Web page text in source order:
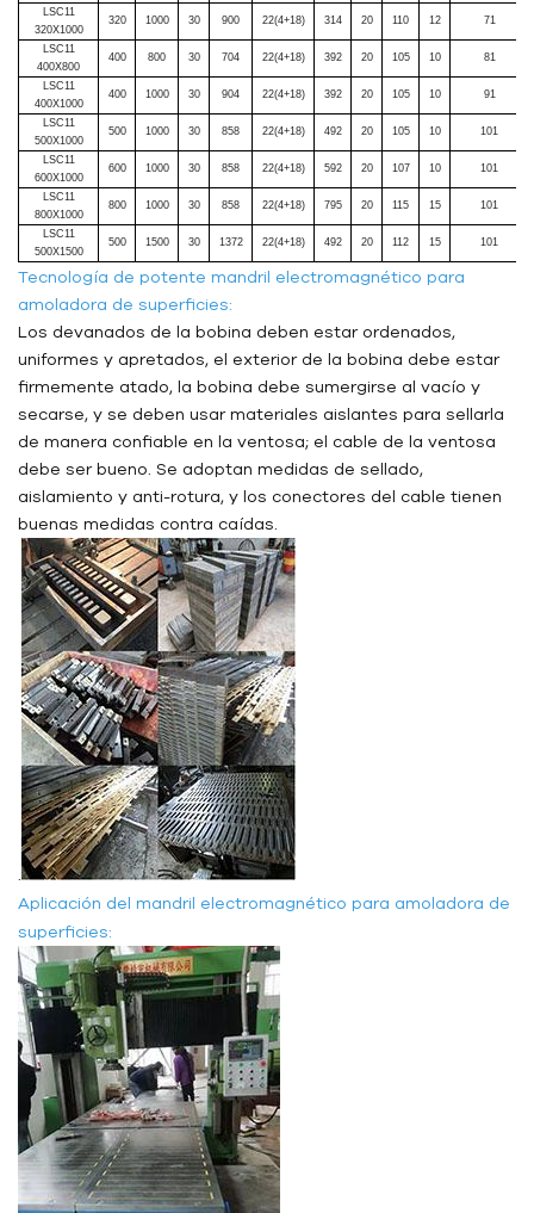
LSC11
320X1000
320 1000 30 900 22(4+18) 314 20 110 12 71
LSC11
400X800
400 800 30 704 22(4+18) 392 20 105 10 81
LSC11
400X1000
400 1000 30 904 22(4+18) 392 20 105 10 91
LSC11
500X1000
500 1000 30 858 22(4+18) 492 20 105 10 101
LSC11
600X1000
600 1000 30 858 22(4+18) 592 20 107 10 101
LSC11
800X1000
800 1000 30 858 22(4+18) 795 20 115 15 101
LSC11
500X1500
500 1500 30 1372 22(4+18) 492 20 112 15 101
Tecnología de potente mandril electromagnético para
amoladora de superficies:
Los devanados de la bobina deben estar ordenados,
uniformes y apretados, el exterior de la bobina debe estar
firmemente atado, la bobina debe sumergirse al vacío y
secarse, y se deben usar materiales aislantes para sellarla
de manera confiable en la ventosa; el cable de la ventosa
debe ser bueno. Se adoptan medidas de sellado,
aislamiento y anti-rotura, y los conectores del cable tienen
buenas medidas contra caídas.
.
Aplicación del mandril electromagnético para amoladora de
superficies: